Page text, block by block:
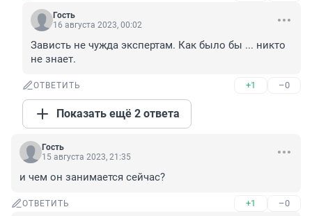
Гость
16 августа 2023, 00:02
Зависть не чужда экспертам. Как было бы ... никто
не знает.
ОТВЕТИТЬ +1 –0
Показать ещё 2 ответа
Гость
15 августа 2023, 21:35
и чем он занимается сейчас?
ОТВЕТИТЬ +1 –0